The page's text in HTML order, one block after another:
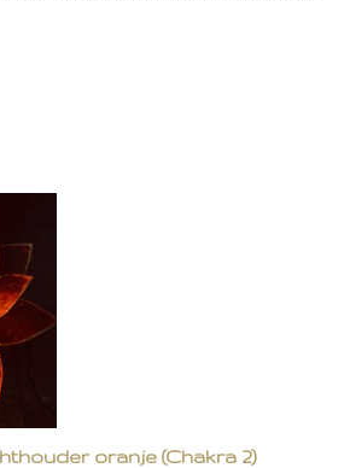
oranje (Chakra 2)